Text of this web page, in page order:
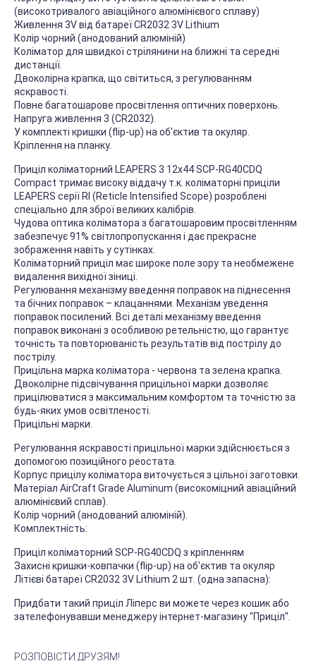
(високотривалого авіаційного алюмінієвого сплаву)
Живлення 3V від батареї CR2032 3V Lithium
Колір чорний (анодований алюміній)
Коліматор для швидкої стрілянини на ближні та середні
дистанції.
Двоколірна крапка, що світиться, з регулюванням
яскравості.
Повне багатошарове просвітлення оптичних поверхонь.
Напруга живлення 3 (CR2032).
У комплекті кришки (flip-up) на об'єктив та окуляр.
Кріплення на планку.
Приціл коліматорний LEAPERS 3 12x44 SCP-RG40CDQ
Compact тримає високу віддачу т.к. коліматорні приціли
LEAPERS серії RI (Reticle Intensified Scope) розроблені
спеціально для зброї великих калібрів.
Чудова оптика коліматора з багатошаровим просвітленням
забезпечує 91% світлопропускання і дає прекрасне
зображення навіть у сутінках.
Коліматорний приціл має широке поле зору та необмежене
видалення вихідної зіниці.
Регулювання механізму введення поправок на піднесення
та бічних поправок – клацаннями. Механізм уведення
поправок посилений. Всі деталі механізму введення
поправок виконані з особливою ретельністю, що гарантує
точність та повторюваність результатів від пострілу до
пострілу.
Прицільна марка коліматора - червона та зелена крапка.
Двоколірне підсвічування прицільної марки дозволяє
прицілюватися з максимальним комфортом та точністю за
будь-яких умов освітленості.
Прицільні марки.
Регулювання яскравості прицільної марки здійснюється з
допомогою позиційного реостата.
Корпус прицілу коліматора виточується з цільної заготовки.
Матеріал AirCraft Grade Aluminum (високоміцний авіаційний
алюмінієвий сплав).
Колір чорний (анодований алюміній).
Комплектність:
Приціл коліматорний SCP-RG40CDQ з кріпленням
Захисні кришки-ковпачки (flip-up) на об'єктив та окуляр
Літієві батареї CR2032 3V Lithium 2 шт. (одна запасна):
Придбати такий приціл Ліперс ви можете через кошик або
зателефонувавши менеджеру інтернет-магазину "Приціл".
РОЗПОВІСТИ ДРУЗЯМ!